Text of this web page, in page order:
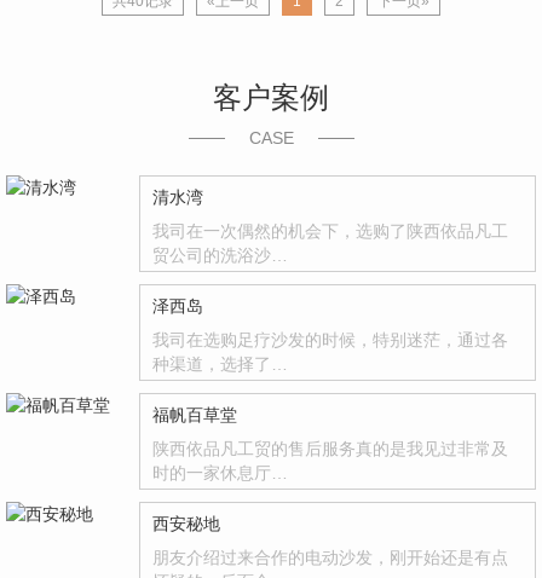
客户案例
CASE
清水湾
我司在一次偶然的机会下，选购了陕西依品凡工
贸公司的洗浴沙…
泽西岛
我司在选购足疗沙发的时候，特别迷茫，通过各
种渠道，选择了…
福帆百草堂
陕西依品凡工贸的售后服务真的是我见过非常及
时的一家休息厅…
西安秘地
朋友介绍过来合作的电动沙发，刚开始还是有点